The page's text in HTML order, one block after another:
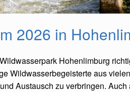
2026 in
Hohenlimburg
Wildwasserbegeisterte aus
Austausch zu verbringen.